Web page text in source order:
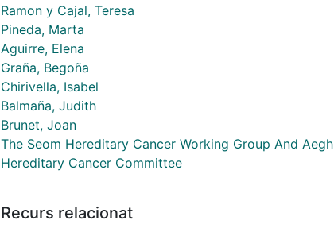
Ramon y Cajal, Teresa
Pineda, Marta
Aguirre, Elena
Graña, Begoña
Chirivella, Isabel
Balmaña, Judith
Brunet, Joan
The Seom Hereditary Cancer Working Group And Aegh
Hereditary Cancer Committee
Recurs relacionat